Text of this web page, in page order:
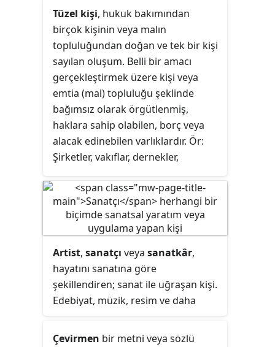
vekilsözcükleridir. Eski kullanımda
muhami denirdi. Avukatların
faaliyette bulunması için baroya
kaydolmaları zorunludur. Genellikle
çalıştıkları şehirde bulunan baroya
kayıtlı olarak faaliyet gösterirler.
Avukat, uyuşmazlıkların
doğumundan başlayarak,
mahkeme aşaması ve hakkın
teslimine kadar olan süreçte kişileri
temsil eder. Avukat sadece iş ve
dava takibi yapmaz, aynı zamanda
hukuki konularda hukuk
danışmanı, zabıt kâtibi, hakemlik,
arabuluculuk, mübaşir, arzuhâlci,
halk noteri görevlerini de yerine
getirebilir.
Tüzel kişi, hukuk bakımından
birçok kişinin veya malın
topluluğundan doğan ve tek bir kişi
sayılan oluşum. Belli bir amacı
gerçekleştirmek üzere kişi veya
emtia (mal) topluluğu şeklinde
bağımsız olarak örgütlenmiş,
haklara sahip olabilen, borç veya
alacak edinebilen varlıklardır. Ör:
Şirketler, vakıflar, dernekler,
ülkedeki en büyük tüzel kişilik
devlettir. Gerçek kişi olmadıkları
hâlde gerçek kişi gibi işlem görürler.
Kendilerini oluşturan ortaklardan,
üyelerden veyatemsilcilerden
bağımsızdırlar. Örneğin
üniversitenin mal varlığı rektöre
değil, üniversite tüzel kişiliğine aittir.
Artist, sanatçı veya sanatkâr,
hayatını sanatına göre
şekillendiren; sanat ile uğraşan kişi.
Edebiyat, müzik, resim ve daha
kişiler için kullanılan ortak ad.
Çevirmen bir metni veya sözlü